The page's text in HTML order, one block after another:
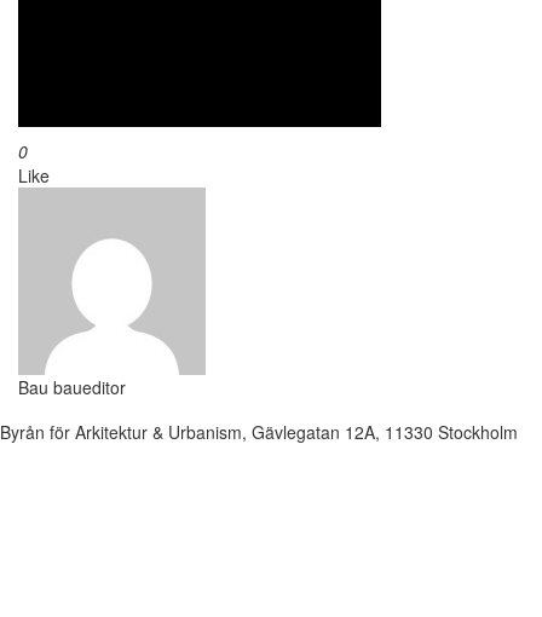
0
Like
Bau baueditor
Byrån för Arkitektur & Urbanism, Gävlegatan 12A, 11330 Stockholm